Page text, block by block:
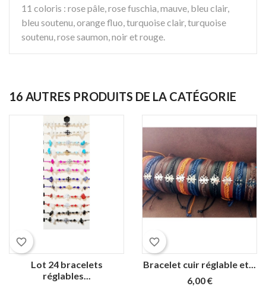
11 coloris : rose pâle, rose fuschia, mauve, bleu clair,
bleu soutenu, orange fluo, turquoise clair, turquoise
soutenu, rose saumon, noir et rouge.
16 AUTRES PRODUITS DE LA CATÉGORIE
favorite_border
Lot 24 bracelets
réglables...
favorite_border
Bracelet cuir réglable et...
6,00 €